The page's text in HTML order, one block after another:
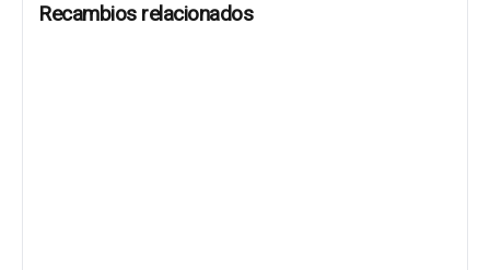
Recambios relacionados